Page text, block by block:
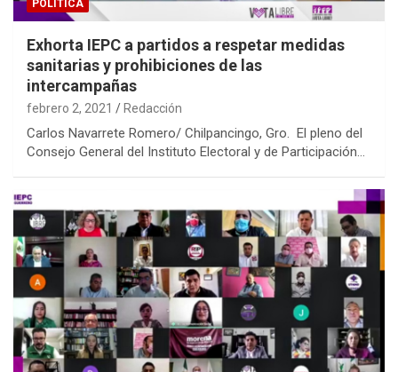
POLÍTICA
Exhorta IEPC a partidos a respetar medidas
sanitarias y prohibiciones de las
intercampañas
febrero 2, 2021 Redacción
Carlos Navarrete Romero/ Chilpancingo, Gro. El pleno del
Consejo General del Instituto Electoral y de Participación…